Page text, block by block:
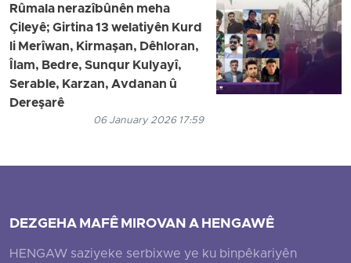
Rûmala nerazîbûnên meha
Çileyê; Girtina 13 welatiyên Kurd
li Merîwan, Kirmaşan, Dêhloran,
Îlam, Bedre, Sunqur Kulyayî,
Serable, Karzan, Avdanan û
Dereşarê
06 January 2026 17:59
DEZGEHA MAFÊ MIROVAN A HENGAWÊ
HENGAW saziyeke serbixwe ye ku binpêkariyên